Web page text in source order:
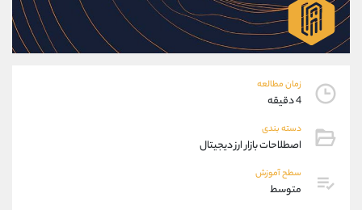
زمان مطالعه
4 دقیقه
دسته بندی
اصطلاحات بازار ارز دیجیتال
سطح آموزش
متوسط
09304891085
واتساپ شروع گفتگو
تلگرام @Armteam_admin_103
پشتیبان فروش
موبایل